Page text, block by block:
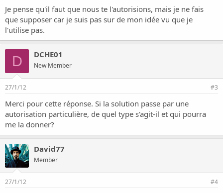
Je pense qu'il faut que nous te l'autorisions, mais je ne fais
que supposer car je suis pas sur de mon idée vu que je
l'utilise pas.
D DCHE01
New Member
27/1/12 #3
Merci pour cette réponse. Si la solution passe par une
autorisation particulière, de quel type s'agit-il et qui pourra
me la donner?
David77
Member
27/1/12 #4